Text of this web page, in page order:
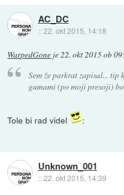
AC_DC
::22. okt 2015, 14:18
WarpedGone je22. okt 2015 ob
Sem že parkrat zapisal...
gumami (po moji presoji)
Tole bi rad videl :
Unknown_001
::22. okt 2015, 14:39